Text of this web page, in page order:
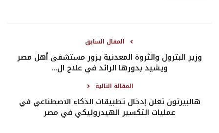
المقال السابق
وزير البترول والثروة المعدنية يزور مستشفى أهل مصر
ويشيد بدورها الرائد في علاج ال...
المقالة التالية
هالبيرتون تعلن إدخال تطبيقات الذكاء الاصطناعي في
عمليات التكسير الهيدروليكي في مصر